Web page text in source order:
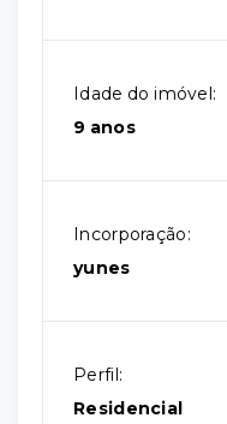
Idade do imóvel:
9 anos
Incorporação:
yunes
Perfil:
Residencial